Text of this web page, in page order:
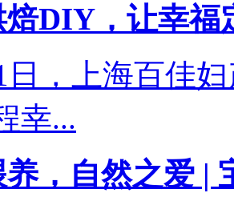
焙DIY，让幸福
日，上海百佳
幸...
，自然之爱 |